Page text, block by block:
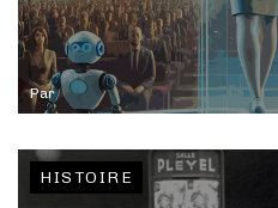
Par
HISTOIRE